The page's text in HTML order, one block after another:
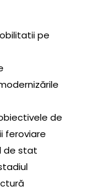
pe
de
feroviare
de stat